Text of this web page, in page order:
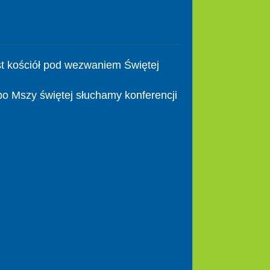
pod wezwaniem Świętej
Mszy świętej słuchamy konferencji